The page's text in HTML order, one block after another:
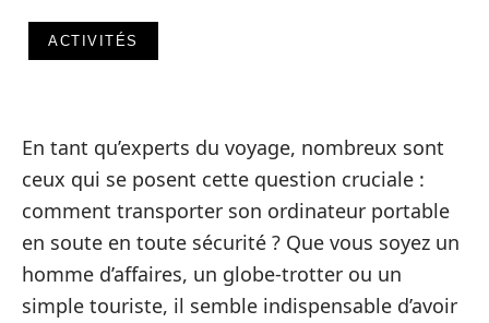
ACTIVITÉS
En tant qu’experts du voyage, nombreux sont
ceux qui se posent cette question cruciale :
comment transporter son ordinateur portable
en soute en toute sécurité ? Que vous soyez un
homme d’affaires, un globe-trotter ou un
simple touriste, il semble indispensable d’avoir